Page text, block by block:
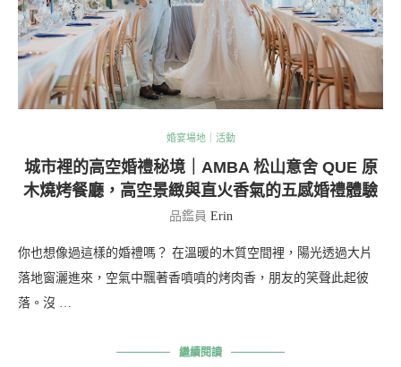
婚宴場地｜活動
城市裡的高空婚禮秘境｜AMBA 松山意舍 QUE 原
木燒烤餐廳，高空景緻與直火香氣的五感婚禮體驗
品鑑員 Erin
你也想像過這樣的婚禮嗎？ 在溫暖的木質空間裡，陽光透過大片
落地窗灑進來，空氣中飄著香噴噴的烤肉香，朋友的笑聲此起彼
落。沒 …
繼續閱讀